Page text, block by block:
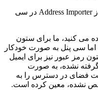
می کنید، ما برای ستون
اما سی پنل به صورت خودکار
رمز عبور نیز برای ایمیل
نشده، به صورت
فضای در دسترس را به
نشده، معین کرده است.